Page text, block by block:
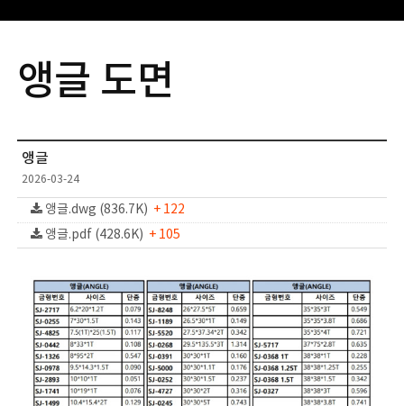
앵글 도면
앵글
2026-03-24
앵글.dwg (836.7K) + 122
앵글.pdf (428.6K) + 105